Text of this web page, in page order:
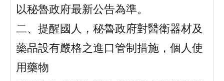
以秘魯政府最新公告為準。
二、提醒國人，秘魯政府對醫衛器材及
藥品設有嚴格之進口管制措施，個人使
用藥物